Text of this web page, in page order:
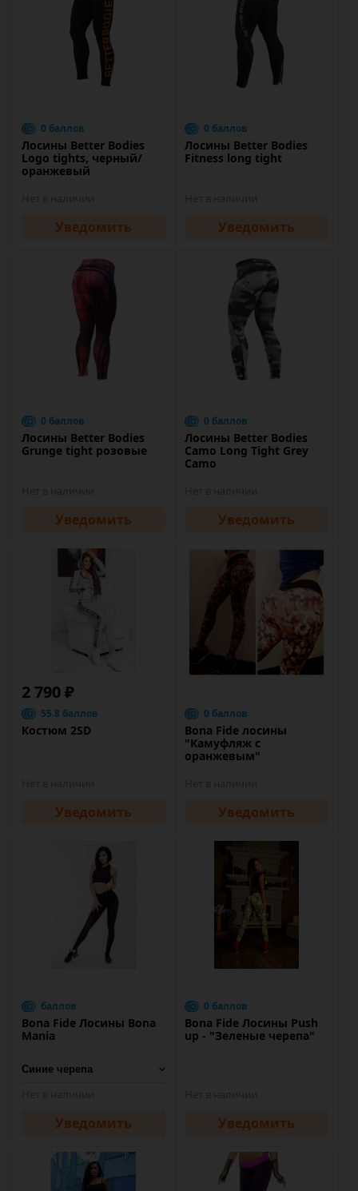
0 баллов
Лосины Better Bodies
Logo tights, черный/
оранжевый
Уведомить
0 баллов
Лосины Better Bodies
Fitness long tight
Уведомить
0 баллов
Лосины Better Bodies
Grunge tight розовые
Уведомить
0 баллов
Лосины Better Bodies
Camo Long Tight Grey
Camo
Уведомить
2 790 ₽
55.8 баллов
Костюм 2SD
Уведомить
0 баллов
Bona Fide лосины
"Камуфляж с
оранжевым"
Уведомить
баллов
Bona Fide Лосины Bona
Mania
Уведомить
0 баллов
Bona Fide Лосины Push
up - "Зеленые черепа"
Уведомить